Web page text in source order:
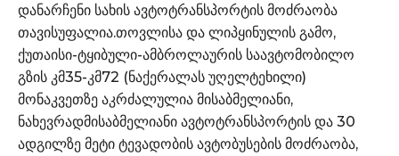
დანარჩენი სახის ავტოტრანსპორტის მოძრაობა
თავისუფალია.თოვლისა და ლიპყინულის გამო,
ქუთაისი-ტყიბული-ამბროლაურის საავტომობილო
გზის კმ35-კმ72 (ნაქერალას უღელტეხილი)
მონაკვეთზე აკრძალულია მისაბმელიანი,
ნახევრადმისაბმელიანი ავტოტრანსპორტის და 30
ადგილზე მეტი ტევადობის ავტობუსების მოძრაობა,